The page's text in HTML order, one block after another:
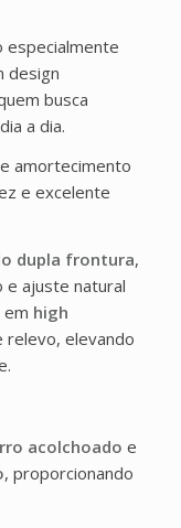
especialmente
design
busca
a dia.
amortecimento
e excelente
dupla frontura,
ajuste natural
em high
elevando
acolchoado e
, proporcionando